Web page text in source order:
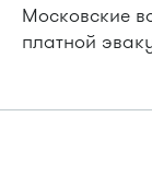
Московские
платной